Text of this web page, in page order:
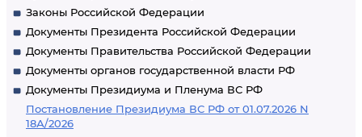
Законы Российской Федерации
Документы Президента Российской Федерации
Документы Правительства Российской Федерации
Документы органов государственной власти РФ
Документы Президиума и Пленума ВС РФ
Постановление Президиума ВС РФ от 01.07.2026 N
18А/2026